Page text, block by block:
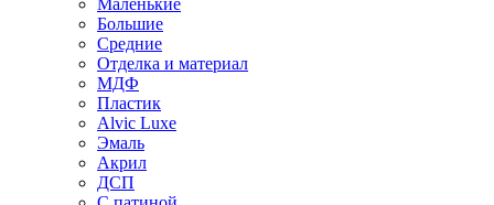
Маленькие
Большие
Средние
Отделка и материал
МДФ
Пластик
Alvic Luxe
Эмаль
Акрил
ДСП